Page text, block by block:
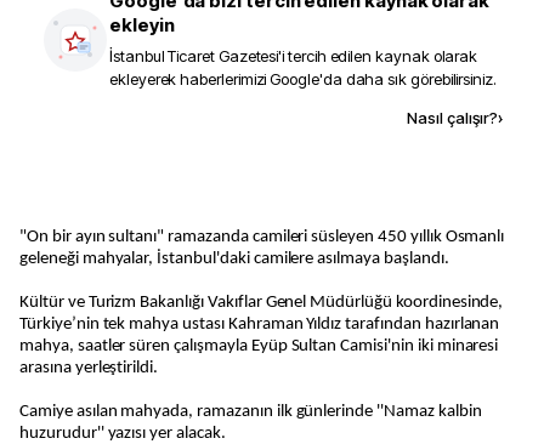
ekleyin
İstanbul Ticaret Gazetesi'i tercih edilen kaynak olarak
ekleyerek haberlerimizi Google'da daha sık görebilirsiniz.
Nasıl çalışır?›
"On bir ayın sultanı" ramazanda camileri süsleyen 450 yıllık Osmanlı
geleneği mahyalar, İstanbul'daki camilere asılmaya başlandı.
Kültür ve Turizm Bakanlığı Vakıflar Genel Müdürlüğü koordinesinde,
Türkiye’nin tek mahya ustası Kahraman Yıldız tarafından hazırlanan
mahya, saatler süren çalışmayla Eyüp Sultan Camisi'nin iki minaresi
arasına yerleştirildi.
Camiye asılan mahyada, ramazanın ilk günlerinde ''Namaz kalbin
huzurudur'' yazısı yer alacak.